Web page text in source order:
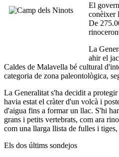
El
conèixer
De
La
ahir el
Caldes de Malavella bé cultural
categoria de zona paleontològica,
La Generalitat s'ha decidit a
havia estat el cràter d'un volcà i
d'aigua fins a formar un llac. S'hi
grans i petits vertebrats, com ara
com una llarga llista de fulles i
Els dos últims sondejos